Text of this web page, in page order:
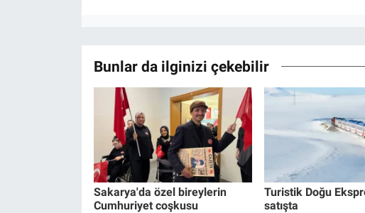
Bunlar da ilginizi çekebilir
Sakarya'da özel bireylerin
Cumhuriyet coşkusu
Turistik Doğu
satışta